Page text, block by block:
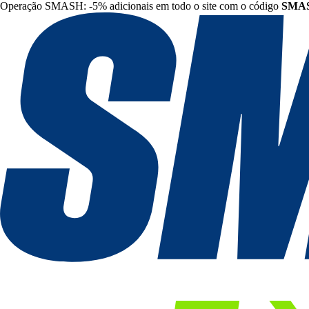
Operação SMASH: -5% adicionais em todo o site com o código